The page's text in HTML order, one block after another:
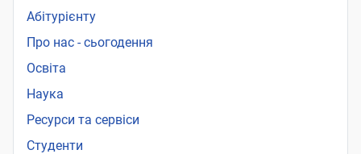
Абітурієнту
Про нас - сьогодення
Освіта
Наука
Ресурси та сервіси
Студенти